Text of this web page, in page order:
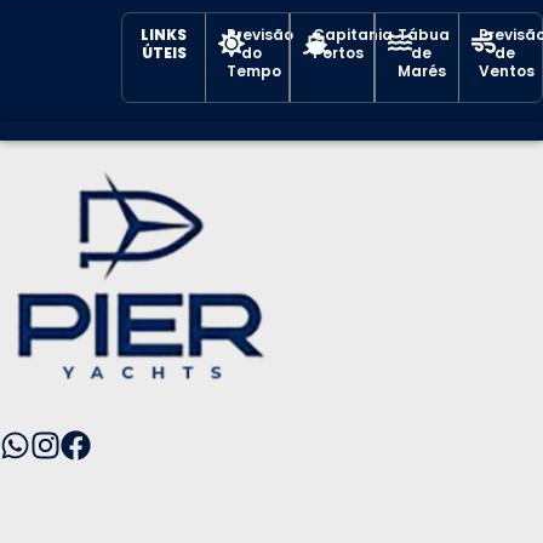
LINKS
ÚTEIS
Previsão
do
Tempo
Capitania
Portos
Tábua
de
Marés
de
Ventos